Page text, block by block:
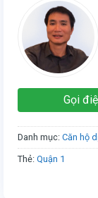
Gọi
Danh mục: Căn hộ
Thẻ: Quận 1